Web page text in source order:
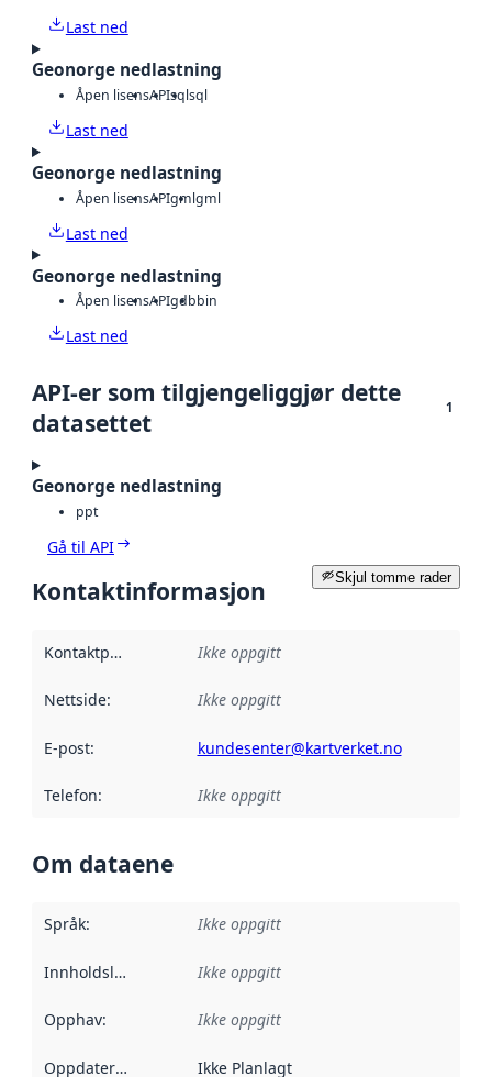
Last ned
Geonorge nedlastning
Åpen lisensAPIsqlsql
Last ned
Geonorge nedlastning
Åpen lisensAPIgmlgml
Last ned
Geonorge nedlastning
Åpen lisensAPIgdbbin
Last ned
API-er som tilgjengeliggjør dette
datasettet
1
Geonorge nedlastning
ppt
Gå til API
Skjul tomme rader
Kontaktinformasjon
Kontaktpunkt Ikke oppgitt
Nettside: Ikke oppgitt
E-post: kundesenter@kartverket.no
Telefon: Ikke oppgitt
Om dataene
Språk: Ikke oppgitt
Innholdsleverandører :
Ikke oppgitt
Opphav: Ikke oppgitt
Oppdateringsfrekvens :
Ikke Planlagt